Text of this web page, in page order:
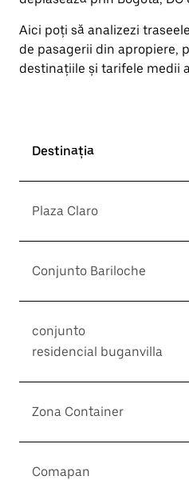
Aici poți să analizezi
de pasagerii din apropiere,
destinațiile și tarifele medii
Destinația
Plaza Claro
Conjunto Bariloche
conjunto
residencial buganvilla
Zona Container
Comapan